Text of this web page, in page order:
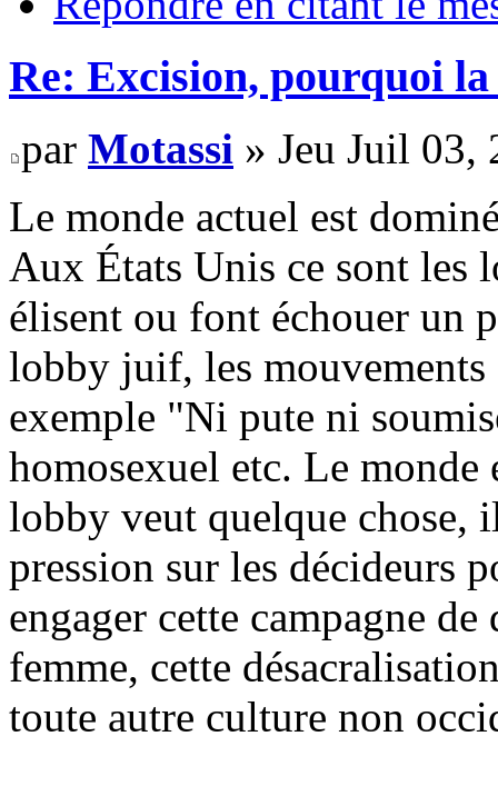
Re: Excision, pourquoi
par Motassi » Jeu Juil 03,
Le monde actuel est
Aux États Unis ce sont les
élisent ou font échouer un
lobby juif, les
exemple "Ni pute ni
homosexuel etc. Le
lobby veut quelque chose,
pression sur les décideurs
engager cette campagne
femme, cette
toute autre culture non